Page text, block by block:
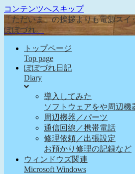
コンテンツへスキップ
「ただいま」の挨拶よりも電源ス
ぽぽづれ。
トップページ
Top page
ぽぽづれ日記
Diary
導入してみた
ソフトウェアをや周辺機
周辺機器／パーツ
通信回線／携帯電話
修理依頼／出張設定
お預かり修理の記録など
ウィンドウズ関連
Microsoft Windows